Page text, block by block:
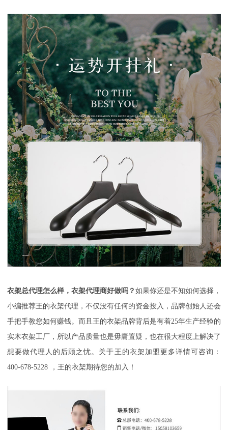
衣架总代理怎么样，衣架代理商好做吗？ 如果你还是不知如何选择，
小编推荐王的衣架代理，不仅没有任何的资金投入，品牌创始人还会
手把手教您如何赚钱。而且王的衣架品牌背后是有着25年生产经验的
实木衣架工厂，所以产品质量也是毋庸置疑，也在很大程度上解决了
想要做代理人的后顾之忧。关于王的衣架加盟更多详情可咨询：
400-678-5228
，王的衣架期待您的加入！